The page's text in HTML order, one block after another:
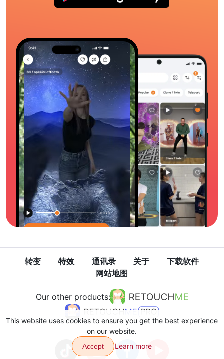
转变 特效 通讯录 关于
下载软件
网站地图
Our other products:
This website uses cookies to ensure you get the best experience
on our website.
Accept Learn more